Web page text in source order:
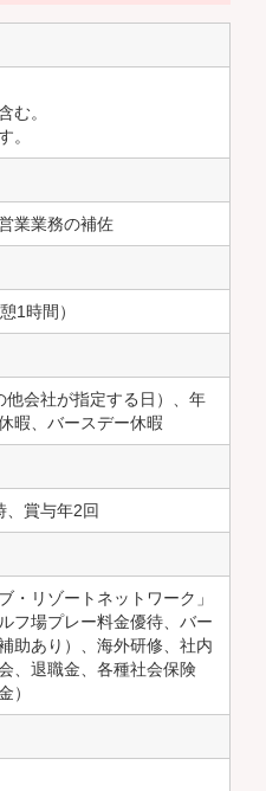
む。
。
業業務の補佐
1時間）
会社が指定する日）、年
暇、バースデー休暇
、賞与年2回
・リゾートネットワーク」
フ場プレー料金優待、バー
助あり）、海外研修、社内
、退職金、各種社会保険
）